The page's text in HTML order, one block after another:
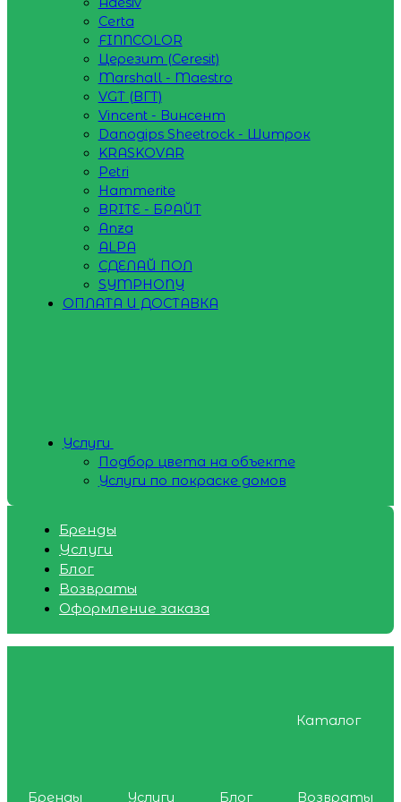
Certa
FINNCOLOR
Церезит (Ceresit)
Marshall - Maestro
VGT (ВГТ)
Vincent - Винсент
Danogips Sheetrock - Шитрок
KRASKOVAR
Petri
Hammerite
BRITE - БРАЙТ
Anza
ALPA
СДЕЛАЙ ПОЛ
SYMPHONY
ОПЛАТА И ДОСТАВКА
Услуги
Подбор цвета на объекте
Услуги по покраске домов
Бренды
Услуги
Блог
Возвраты
Оформление заказа
Каталог
Бренды Услуги Блог
Возвраты